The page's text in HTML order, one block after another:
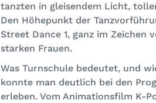
tanzten in gleisendem Licht,
Den Höhepunkt der
Street Dance 1, ganz im Zeichen
starken Frauen.
Was Turnschule bedeutet, und
konnte man deutlich bei den
erleben. Vom Animationsfilm K-